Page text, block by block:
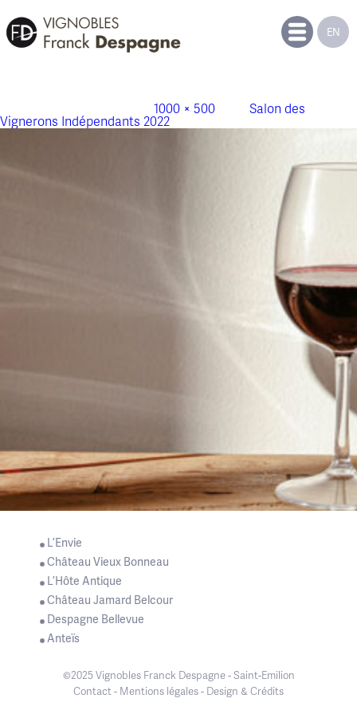
EN
1000 × 500 Salon des
Vignerons Indépendants 2022
L’Envie
Château Vieux Bonneau
L’Hôte Antique
Château Jamard Belcour
Despagne Bellevue
Anteïs
©2025 Vignobles Franck Despagne - Saint-Emilion
Contact- Mentions légales- Design & Crédits